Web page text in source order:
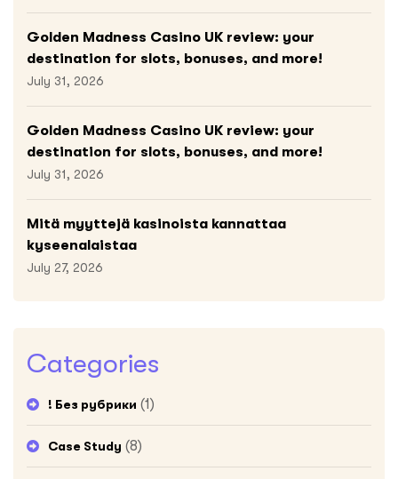
Golden Madness Casino UK review: your
destination for slots, bonuses, and more!
July 31, 2026
Golden Madness Casino UK review: your
destination for slots, bonuses, and more!
July 31, 2026
Mitä myyttejä kasinoista kannattaa
kyseenalaistaa
July 27, 2026
Categories
! Без рубрики (1)
Case Study (8)